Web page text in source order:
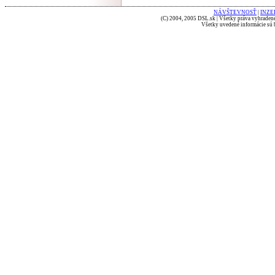
NÁVŠTEVNOSŤ
(C) 2004, 2005 DSL.sk | Všetky práva
Všetky uvedené informácie sú